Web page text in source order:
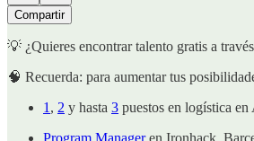
Compartir
💡 ¿Quieres encontrar talento gratis a
🧠 Recuerda: para aumentar tus
1 , 2 y hasta 3 puestos en logística
Program Manageren Ironhack,